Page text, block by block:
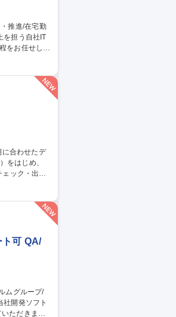
をお任せしま
をはじめ、
捗管理 ・顧
ト可 QA/
ただきま